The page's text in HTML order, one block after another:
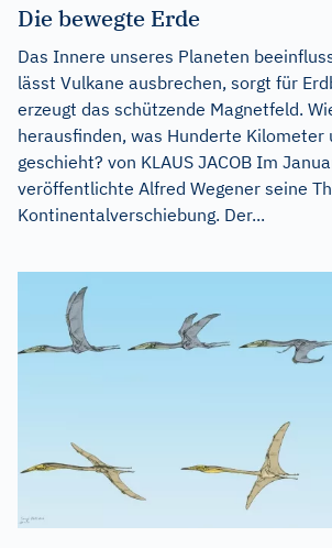
Die bewegte Erde
Das Innere unseres Planeten
lässt Vulkane ausbrechen, sorgt für
erzeugt das schützende Magnetfeld.
herausfinden, was Hunderte Kilometer
geschieht? von KLAUS JACOB Im
veröffentlichte Alfred Wegener seine
Kontinentalverschiebung. Der...